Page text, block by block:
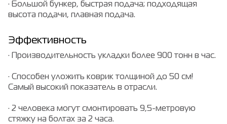
· Большой бункер, быстрая подача; подходящая
высота подачи, плавная подача.
Эффективность
· Производительность укладки более 900 тонн в час.
· Способен уложить коврик толщиной до 50 см!
Самый высокий показатель в отрасли.
· 2 человека могут смонтировать 9,5-метровую
стяжку на болтах за 2 часа.